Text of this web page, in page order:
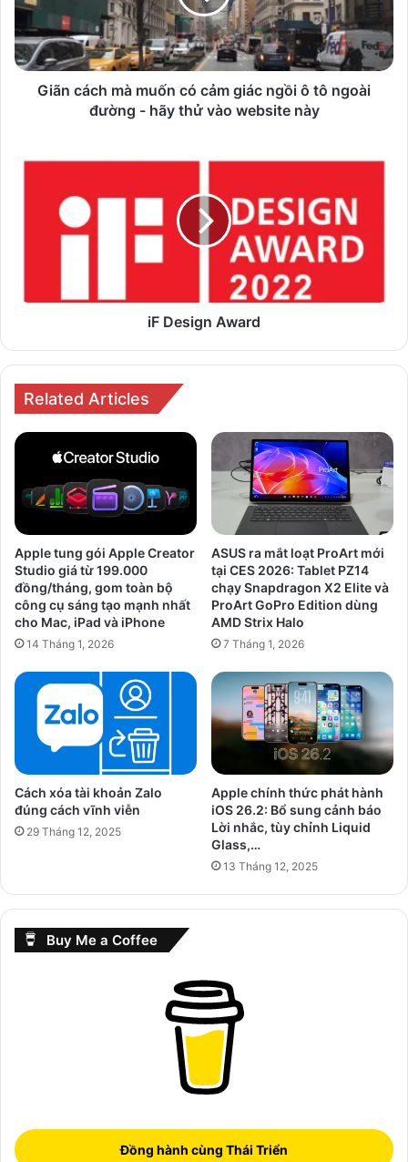
cảm
giác
ngồi
ô
hãy
website
Giãn cách mà muốn có cảm giác ngồi ô tô ngoài
đường - hãy thử vào website này
Design
iF Design Award
Related Articles
Apple tung gói Apple Creator
Studio giá từ 199.000
đồng/tháng, gom toàn bộ
công cụ sáng tạo mạnh nhất
cho Mac, iPad và iPhone
14 Tháng 1, 2026
ASUS ra mắt loạt ProArt mới
tại CES 2026: Tablet PZ14
chạy Snapdragon X2 Elite và
ProArt GoPro Edition dùng
AMD Strix Halo
7 Tháng 1, 2026
Cách xóa tài khoản Zalo
đúng cách vĩnh viễn
29 Tháng 12, 2025
Apple chính thức phát hành
iOS 26.2: Bổ sung cảnh báo
Lời nhắc, tùy chỉnh Liquid
Glass,…
13 Tháng 12, 2025
Buy Me a Coffee
Đồng hành cùng Thái Triển